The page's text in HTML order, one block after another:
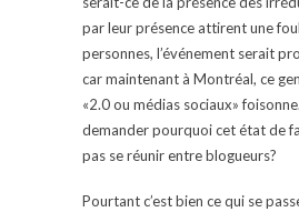
par leur présence attirent une
personnes, l’événement serait
car maintenant à Montréal, ce
«2.0 ou médias sociaux»
demander pourquoi cet état de
pas se réunir entre blogueurs?
Pourtant c’est bien ce qui se